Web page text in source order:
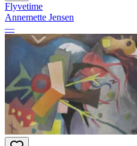
Flyvetime
Annemette Jensen
—